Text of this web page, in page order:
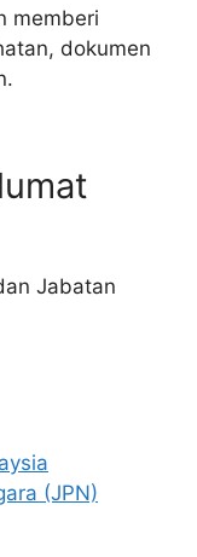
memberi
dokumen
Jabatan
(JPN)